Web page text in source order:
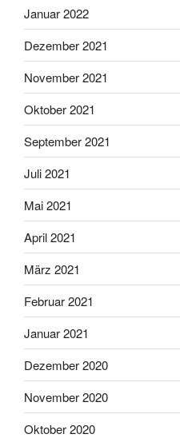
Januar 2022
Dezember 2021
November 2021
Oktober 2021
September 2021
Juli 2021
Mai 2021
April 2021
März 2021
Februar 2021
Januar 2021
Dezember 2020
November 2020
Oktober 2020